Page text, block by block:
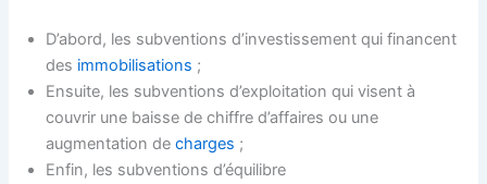
D’abord, les subventions d’investissement qui financent
des immobilisations ;
Ensuite, les subventions d’exploitation qui visent à
couvrir une baisse de chiffre d’affaires ou une
augmentation decharges ;
Enfin, les subventions d’équilibre